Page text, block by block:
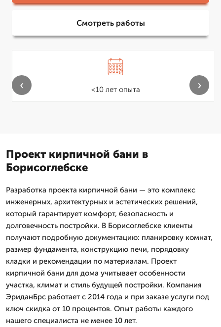
Смотреть работы
<10 лет опыта
‹ ›
Проект кирпичной бани в
Борисоглебске
Разработка проекта кирпичной бани — это комплекс
инженерных, архитектурных и эстетических решений,
который гарантирует комфорт, безопасность и
долговечность постройки. В Борисоглебске клиенты
получают подробную документацию: планировку комнат,
размер фундамента, конструкцию печи, порядовку
кладки и рекомендации по материалам. Проект
кирпичной бани для дома учитывает особенности
участка, климат и стиль будущей постройки. Компания
ЭриданБрс работает с 2014 года и при заказе услуги под
ключ скидка от 10 процентов. Опыт работы каждого
нашего специалиста не менее 10 лет.